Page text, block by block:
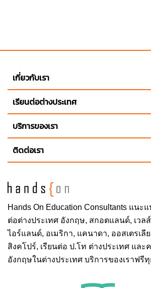
Hands On Education Consultants แนะ
ต่อต่างประเทศ อังกฤษ, สกอตแลนด์, เวล
ไอร์แลนด์, อเมริกา, แคนาดา, ออสเตรเลี
สิงคโปร์, เรียนต่อ ป.โท ต่างประเทศ และ
อังกฤษในต่างประเทศ บริการของเราฟรี
เกี่ยวกับเรา
เรียนต่อต่างประเทศ
บริการของเรา
ติดต่อเรา